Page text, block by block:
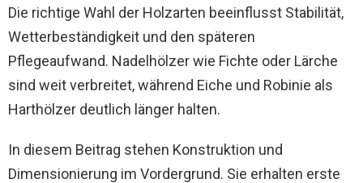
Die richtige Wahl der Holzarten beeinflusst Stabilität,
Wetterbeständigkeit und den späteren
Pflegeaufwand. Nadelhölzer wie Fichte oder Lärche
sind weit verbreitet, während Eiche und Robinie als
Harthölzer deutlich länger halten.
In diesem Beitrag stehen Konstruktion und
Dimensionierung im Vordergrund. Sie erhalten erste